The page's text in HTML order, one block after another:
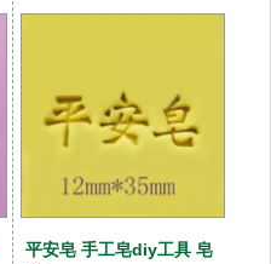
平安皂 手工皂diy工具 皂